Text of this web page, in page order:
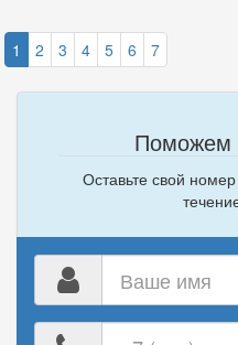
1 2 3 4 5 6 7
Поможем
Оставьте свой